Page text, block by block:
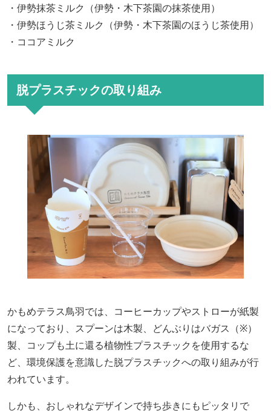
・伊勢抹茶ミルク（伊勢・木下茶園の抹茶使用）
・伊勢ほうじ茶ミルク（伊勢・木下茶園のほうじ茶使用）
・ココアミルク
脱プラスチックの取り組み
かもめテラス鳥羽では、コーヒーカップやストローが紙製
になっており、スプーンは木製、どんぶりはバガス（※）
製、コップも土に還る植物性プラスチックを使用するな
ど、環境保護を意識した脱プラスチックへの取り組みが行
われています。
しかも、おしゃれなデザインで持ち歩きにもピッタリで